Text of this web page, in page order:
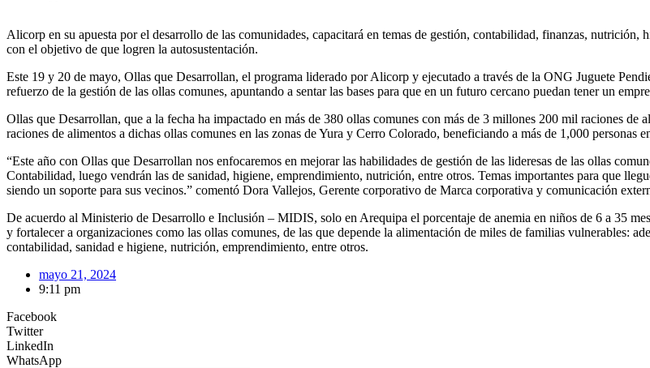
Alicorp en su apuesta por el desarrollo de las comunidades, capacitará en temas de gestión, contabilidad, finanzas,
con el objetivo de que logren la autosustentación.
Este 19 y 20 de mayo, Ollas que Desarrollan, el programa liderado por Alicorp y ejecutado a través de la ONG Juguete
refuerzo de la gestión de las ollas comunes, apuntando a sentar las bases para que en un futuro cercano puedan tener un
Ollas que Desarrollan, que a la fecha ha impactado en más de 380 ollas comunes con más de 3 millones 200 mil raciones de
raciones de alimentos a dichas ollas comunes en las zonas de Yura y Cerro Colorado, beneficiando a más de 1,000 personas
“Este año con Ollas que Desarrollan nos enfocaremos en mejorar las habilidades de gestión de las lideresas de las ollas
Contabilidad, luego vendrán las de sanidad, higiene, emprendimiento, nutrición, entre otros. Temas importantes para que
siendo un soporte para sus vecinos.” comentó Dora Vallejos, Gerente corporativo de Marca corporativa y comunicación
De acuerdo al Ministerio de Desarrollo e Inclusión – MIDIS, solo en Arequipa el porcentaje de anemia en niños de 6 a 35
y fortalecer a organizaciones como las ollas comunes, de las que depende la alimentación de miles de familias vulnerables:
contabilidad, sanidad e higiene, nutrición, emprendimiento, entre otros.
mayo 21, 2024
9:11 pm
Facebook
Twitter
LinkedIn
WhatsApp